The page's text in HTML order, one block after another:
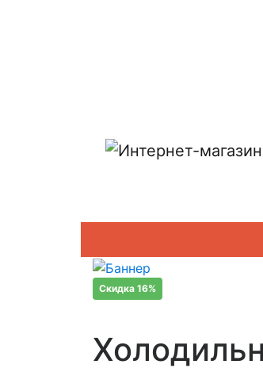
Скидка 16%